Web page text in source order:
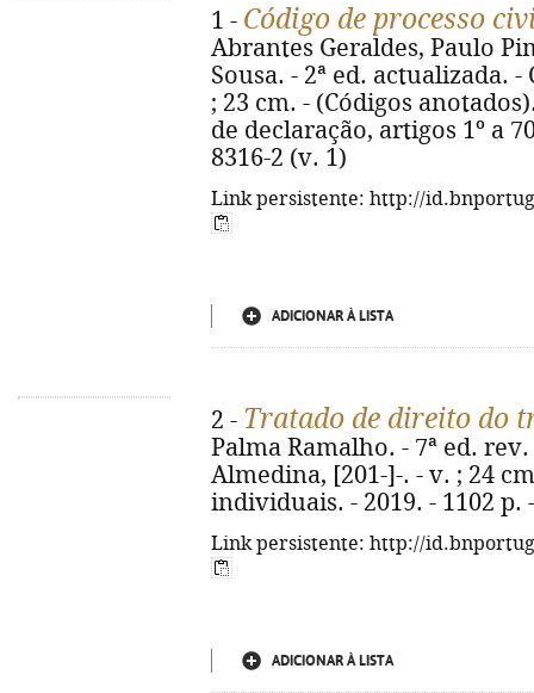
1 - Código de processo
Abrantes Geraldes, Paulo
Sousa. - 2ª ed. actualizada.
; 23 cm. - (Códigos
de declaração, artigos 1º a
8316-2 (v. 1)
Link persistente: http://
ADICIONAR À LISTA
2 - Tratado de direito do
Palma Ramalho. - 7ª ed.
Almedina, [201-]-. - v. ; 24
individuais. - 2019. - 1102 p.
Link persistente: http://
ADICIONAR À LISTA